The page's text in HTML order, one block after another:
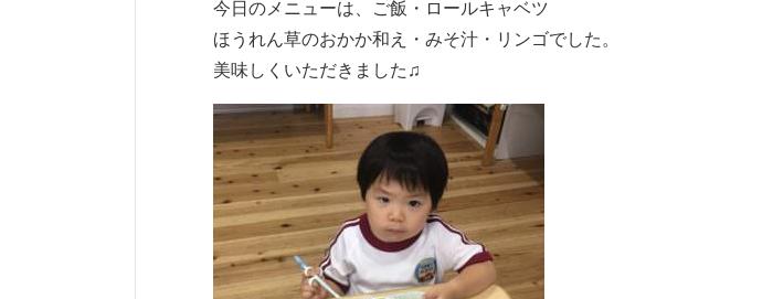
今日のメニューは、ご飯・ロールキャベツ
ほうれん草のおかか和え・みそ汁・リンゴでした。
美味しくいただきました♫